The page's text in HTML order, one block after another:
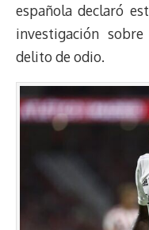
española declaró
investigación
delito de odio.